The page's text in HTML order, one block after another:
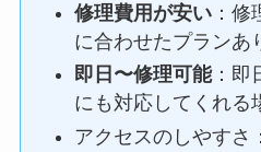
修理費用が安い ：
に合わせたプランあ
即日〜修理可能：即
にも対応してくれる
アクセスのしやすさ